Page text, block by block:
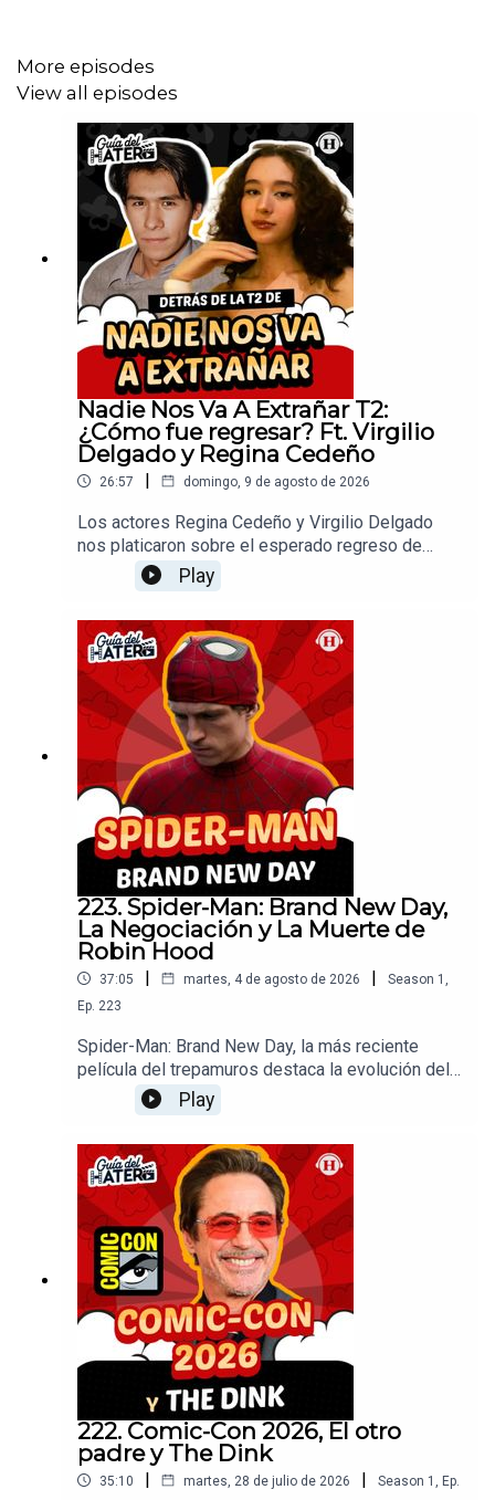
Realización Audiovisual: Teresa López
Diseño Gráfico: Nicole Flores
Asistente de Producción: Melissa Moreno
Redes Sociales: Daniel Carballar
More episodes
View all episodes
Nadie Nos Va A Extrañar T2:
¿Cómo fue regresar? Ft. Virgilio
Delgado y Regina Cedeño
26:57 | domingo, 9 de agosto de 2026
Los actores Regina Cedeño y Virgilio Delgado
nos platicaron sobre el esperado regreso de
"Nadie Nos Va a Extrañar" en su segunda
temporada. Los protagonistas compartieeron los
tras el éxito de la primera entrega, el riguroso
proceso de ensayos, la evolución del romance
entre sus personajes, sus anécdotas de
grabación ambientadas en el México de los 90 y
cómo la serie logró conectar emocionalmente
tanto con la audiencia joven como con los
nostálgicos.
Play
223. Spider-Man: Brand New Day,
La Negociación y La Muerte de
Robin Hood
37:05 | martes, 4 de agosto de 2026 | Season 1
Ep. 223
Spider-Man: Brand New Day, la más reciente
película del trepamuros destaca la evolución del
personaje interpretado por Tom Holland y la
sorprendente introducción de Jean Grey por
Jackman es una cinta que NADIE debe perderse,
por otra parte, la película "La negociación"
presenta una temática que resulta muy vigente.
Play
222. Comic-Con 2026, El otro
padre y The Dink
35:10 | martes, 28 de julio de 2026 | Season 1
Ep.